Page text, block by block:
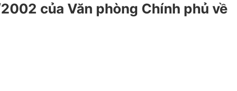
của Văn phòng Chính phủ về